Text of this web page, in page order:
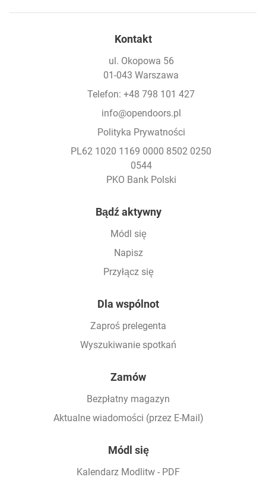
Kontakt
ul. Okopowa 56
01-043 Warszawa
Telefon: +48 798 101 427
info@opendoors.pl
Polityka Prywatności
PL62 1020 1169 0000 8502 0250
0544
PKO Bank Polski
Bądź aktywny
Módl się
Napisz
Przyłącz się
Dla wspólnot
Zaproś prelegenta
Wyszukiwanie spotkań
Zamów
Bezpłatny magazyn
Aktualne wiadomości (przez E-Mail)
Módl się
Kalendarz Modlitw - PDF